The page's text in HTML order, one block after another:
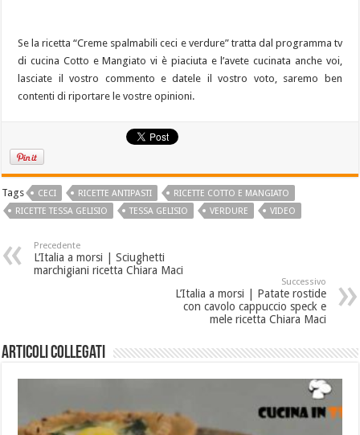
Se la ricetta “Creme spalmabili ceci e verdure” tratta dal programma tv
di cucina Cotto e Mangiato vi è piaciuta e l’avete cucinata anche voi,
lasciate il vostro commento e datele il vostro voto, saremo ben
contenti di riportare le vostre opinioni.
Tags CECI RICETTE ANTIPASTI
RICETTE COTTO E MANGIATO
RICETTE TESSA GELISIO
TESSA GELISIO VERDURE VIDEO
Precedente
L’Italia a morsi | Sciughetti
marchigiani ricetta Chiara Maci
Successivo
L’Italia a morsi | Patate rostide
con cavolo cappuccio speck e
mele ricetta Chiara Maci
Articoli collegati